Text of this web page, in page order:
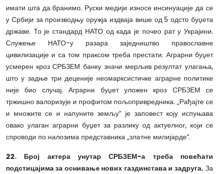
имати шта да бранимо. Руски медији износе инсинуације да се
у Србији за производњу оружја издваја више од 5 одсто буџета
државе. То је стандард НАТО од када је почео рат у Украјини.
Служење НАТО-у разара заједништво православне
цивилизације и са том праксом треба престати. Аграрни буџет
усмерен кроз СРБЗЕМ банку значи мерљив резултат улагања,
што у задње три деценије неомарксистичке аграрне политике
није био случај. Аграрни буџет уложен кроз СРБЗЕМ се
тржишно валоризује и профитом пољопривредника. „Рађајте се
и множите се и напуните земљу“ је заповест коју испуњава
овако улаган аграрни буџет за разлику од актуелног, који се
спроводи по налозима представника „златне милијарде“.
22. Број актера унутар СРБЗЕМ-а треба повећати
подстицајима за оснивање нових газдинстава и задруга.За